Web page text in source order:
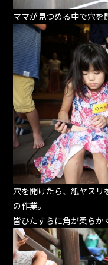
ママが見つめる中で穴を
穴を開けたら、紙ヤスリ
の作業。
皆ひたすらに角が柔らか